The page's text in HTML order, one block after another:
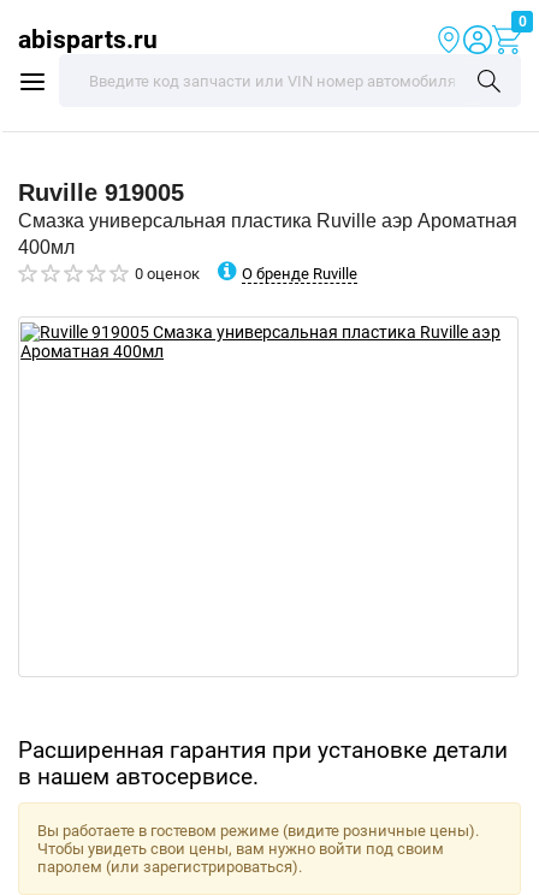
abisparts.ru
0
Ruville 919005
Смазка универсальная пластика Ruville аэр Ароматная
400мл
0 оценок О бренде Ruville
Расширенная гарантия при установке детали
в нашем автосервисе.
Вы работаете в гостевом режиме (видите розничные цены).
Чтобы увидеть свои цены, вам нужно войти под своим
паролем (или зарегистрироваться).